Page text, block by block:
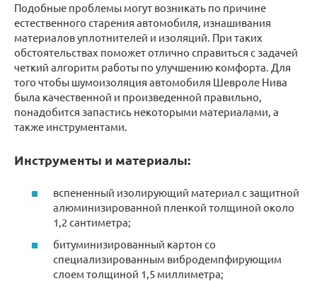
Подобные проблемы могут возникать по причине
естественного старения автомобиля, изнашивания
материалов уплотнителей и изоляций. При таких
обстоятельствах поможет отлично справиться с задачей
четкий алгоритм работы по улучшению комфорта. Для
того чтобы шумоизоляция автомобиля Шевроле Нива
была качественной и произведенной правильно,
понадобится запастись некоторыми материалами, а
также инструментами.
Инструменты и материалы:
вспененный изолирующий материал с защитной
алюминизированной пленкой толщиной около
1,2 сантиметра;
битуминизированный картон со
специализированным вибродемпфирующим
слоем толщиной 1,5 миллиметра;